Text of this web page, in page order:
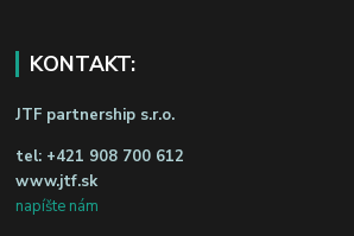
KONTAKT:
JTF partnership s.r.o.
tel: +421 908 700 612
www.jtf.sk
napíšte nám